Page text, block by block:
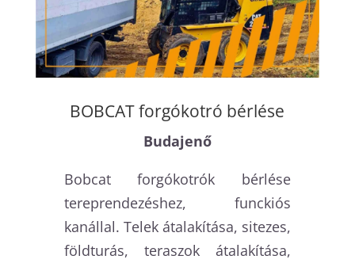
BOBCAT forgókotró bérlése
Budajenő
Bobcat forgókotrók bérlése
tereprendezéshez, funckiós
kanállal. Telek átalakítása, sitezes,
földturás, teraszok átalakítása,